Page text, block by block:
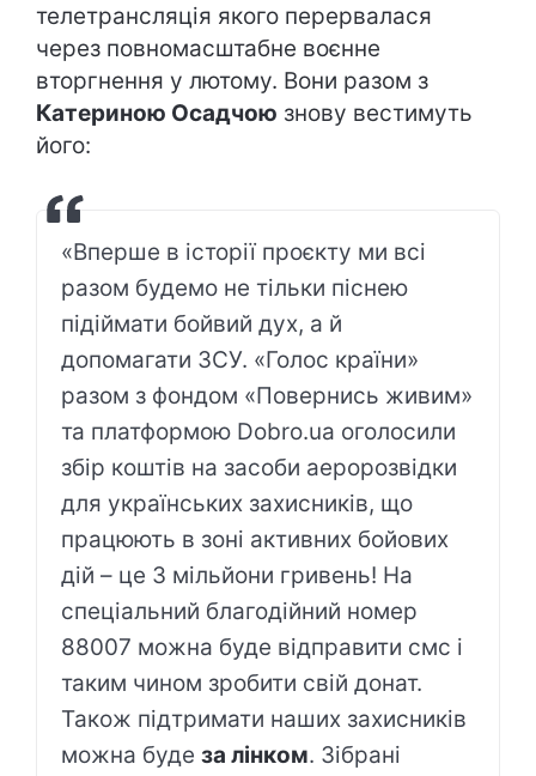
телетрансляція якого перервалася
через повномасштабне воєнне
вторгнення у лютому. Вони разом з
Катериною Осадчою знову вестимуть
його:
«Вперше в історії проєкту ми всі
разом будемо не тільки піснею
підіймати бойвий дух, а й
допомагати ЗСУ. «Голос країни»
разом з фондом «Повернись живим»
та платформою Dobro.ua оголосили
збір коштів на засоби аеророзвідки
для українських захисників, що
працюють в зоні активних бойових
дій – це 3 мільйони гривень! На
спеціальний благодійний номер
88007 можна буде відправити смс і
таким чином зробити свій донат.
Також підтримати наших захисників
можна буде за лінком. Зібрані